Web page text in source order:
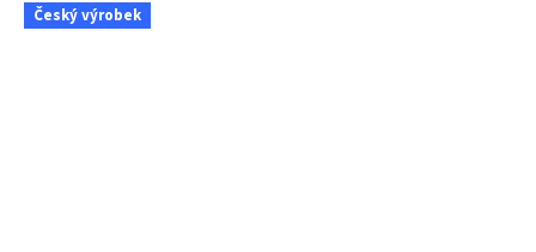
Český výrobek